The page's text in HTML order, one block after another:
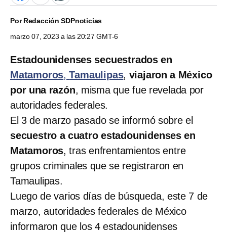
PorRedacción SDPnoticias
marzo 07, 2023 a las 20:27 GMT-6
Estadounidenses secuestrados en
Matamoros,Tamaulipas, viajaron a México
por una razón, misma que fue revelada por
autoridades federales.
El 3 de marzo pasado se informó sobre el
secuestro a cuatro estadounidenses en
Matamoros, tras enfrentamientos entre
grupos criminales que se registraron en
Tamaulipas.
Luego de varios días de búsqueda, este 7 de
marzo, autoridades federales de México
informaron que los 4 estadounidenses